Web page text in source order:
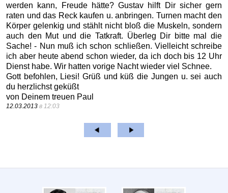
werden kann, Freude hätte? Gustav hilft Dir sicher gern
raten und das Reck kaufen u. anbringen. Turnen macht den
Körper gelenkig und stählt nicht bloß die Muskeln, sondern
auch den Mut und die Tatkraft. Überleg Dir bitte mal die
Sache! - Nun muß ich schon schließen. Vielleicht schreibe
ich aber heute abend schon wieder, da ich doch bis 12 Uhr
Dienst habe. Wir hatten vorige Nacht wieder viel Schnee.
Gott befohlen, Liesi! Grüß und küß die Jungen u. sei auch
du herzlichst geküßt
von Deinem treuen Paul
12.03.2013 в 12:03